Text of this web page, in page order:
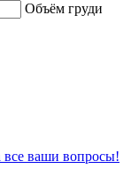
Объём груди
все ваши вопросы!